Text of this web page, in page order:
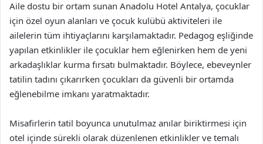
Aile dostu bir ortam sunan Anadolu Hotel Antalya, çocuklar
için özel oyun alanları ve çocuk kulübü aktiviteleri ile
ailelerin tüm ihtiyaçlarını karşılamaktadır. Pedagog eşliğinde
yapılan etkinlikler ile çocuklar hem eğlenirken hem de yeni
arkadaşlıklar kurma fırsatı bulmaktadır. Böylece, ebeveynler
tatilin tadını çıkarırken çocukları da güvenli bir ortamda
eğlenebilme imkanı yaratmaktadır.
Misafirlerin tatil boyunca unutulmaz anılar biriktirmesi için
otel içinde sürekli olarak düzenlenen etkinlikler ve temalı